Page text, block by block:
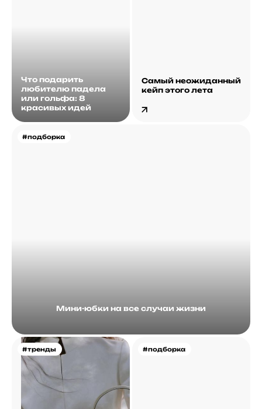
Что подарить
любителю падела
или гольфа: 8
красивых идей
#подборка
Мини-юбки на все случаи жизни
Самый неожиданный
кейп этого лета
#тренды #подборка